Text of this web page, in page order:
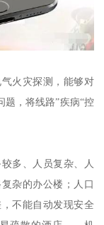
火灾探测，能够对
题，将线路”疾病“控
多、人员复杂、人
杂的办公楼；人口
不能自动发现安全